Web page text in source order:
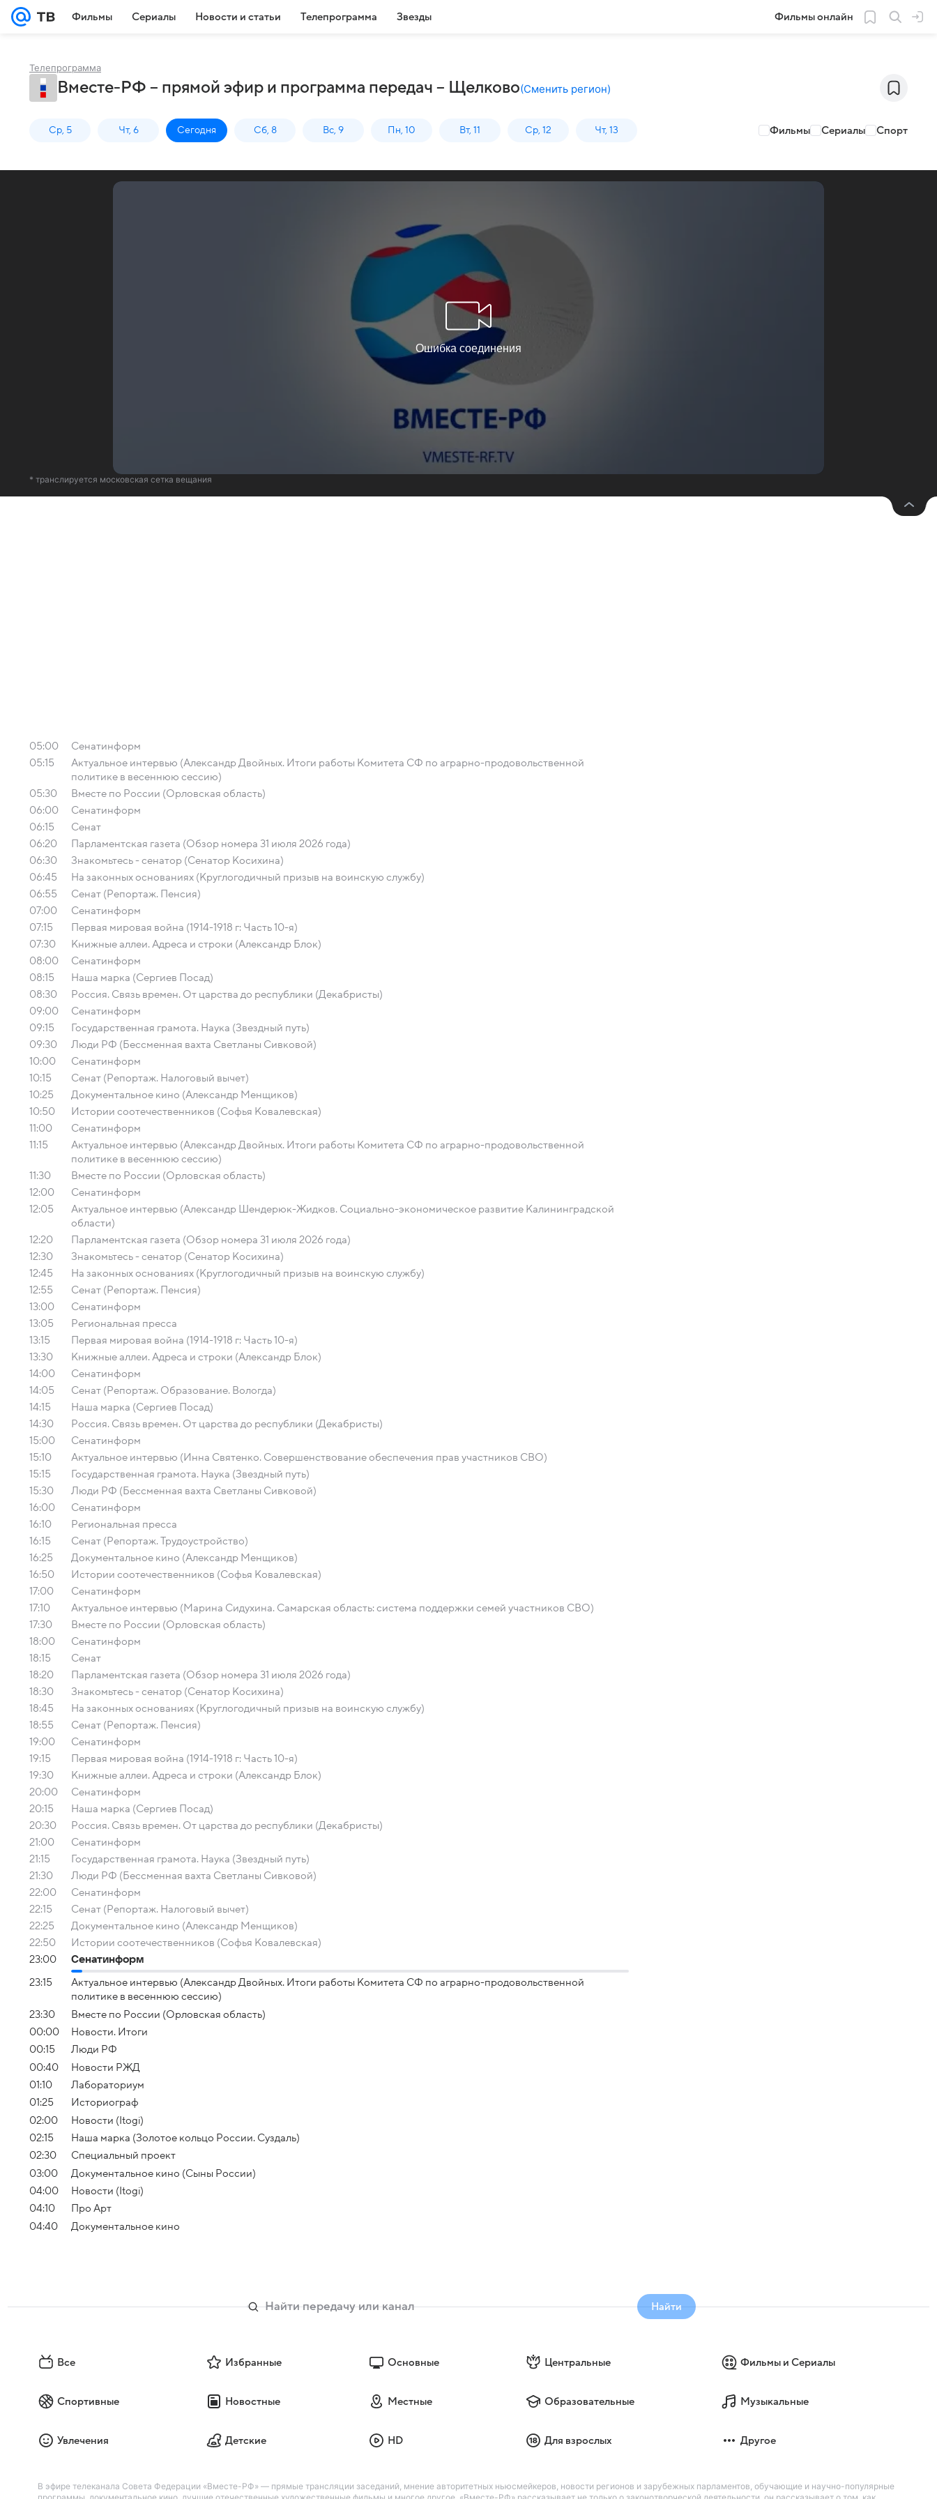
Фильмы Сериалы Новости и статьи Телепрограмма Звезды Фильмы онлайн
Телепрограмма
Вместе-РФ – прямой эфир и программа передач – Щелково(Сменить регион)
Ср, 5 Чт, 6 Сегодня Сб, 8 Вс, 9 Пн, 10 Вт, 11 Ср, 12 Чт, 13 Фильмы Сериалы Спорт
* транслируется московская сетка вещания
05:00
Сенатинформ
05:15
Актуальное интервью (Александр Двойных. Итоги работы Комитета СФ по аграрно-продовольственной
политике в весеннюю сессию)
05:30
Вместе по России (Орловская область)
06:00
Сенатинформ
06:15
Сенат
06:20
Парламентская газета (Обзор номера 31 июля 2026 года)
06:30
Знакомьтесь - сенатор (Сенатор Косихина)
06:45
На законных основаниях (Круглогодичный призыв на воинскую службу)
06:55
Сенат (Репортаж. Пенсия)
07:00
Сенатинформ
07:15
Первая мировая война (1914-1918 г: Часть 10-я)
07:30
Книжные аллеи. Адреса и строки (Александр Блок)
08:00
Сенатинформ
08:15
Наша марка (Сергиев Посад)
08:30
Россия. Связь времен. От царства до республики (Декабристы)
09:00
Сенатинформ
09:15
Государственная грамота. Наука (Звездный путь)
09:30
Люди РФ (Бессменная вахта Светланы Сивковой)
10:00
Сенатинформ
10:15
Сенат (Репортаж. Налоговый вычет)
10:25
Документальное кино (Александр Менщиков)
10:50
Истории соотечественников (Софья Ковалевская)
11:00
Сенатинформ
11:15
Актуальное интервью (Александр Двойных. Итоги работы Комитета СФ по аграрно-продовольственной
политике в весеннюю сессию)
11:30
Вместе по России (Орловская область)
12:00
Сенатинформ
12:05
Актуальное интервью (Александр Шендерюк-Жидков. Социально-экономическое развитие Калининградской
области)
12:20
Парламентская газета (Обзор номера 31 июля 2026 года)
12:30
Знакомьтесь - сенатор (Сенатор Косихина)
12:45
На законных основаниях (Круглогодичный призыв на воинскую службу)
12:55
Сенат (Репортаж. Пенсия)
13:00
Сенатинформ
13:05
Региональная пресса
13:15
Первая мировая война (1914-1918 г: Часть 10-я)
13:30
Книжные аллеи. Адреса и строки (Александр Блок)
14:00
Сенатинформ
14:05
Сенат (Репортаж. Образование. Вологда)
14:15
Наша марка (Сергиев Посад)
14:30
Россия. Связь времен. От царства до республики (Декабристы)
15:00
Сенатинформ
15:10
Актуальное интервью (Инна Святенко. Совершенствование обеспечения прав участников СВО)
15:15
Государственная грамота. Наука (Звездный путь)
15:30
Люди РФ (Бессменная вахта Светланы Сивковой)
16:00
Сенатинформ
16:10
Региональная пресса
16:15
Сенат (Репортаж. Трудоустройство)
16:25
Документальное кино (Александр Менщиков)
16:50
Истории соотечественников (Софья Ковалевская)
17:00
Сенатинформ
17:10
Актуальное интервью (Марина Сидухина. Самарская область: система поддержки семей участников СВО)
17:30
Вместе по России (Орловская область)
18:00
Сенатинформ
18:15
Сенат
18:20
Парламентская газета (Обзор номера 31 июля 2026 года)
18:30
Знакомьтесь - сенатор (Сенатор Косихина)
18:45
На законных основаниях (Круглогодичный призыв на воинскую службу)
18:55
Сенат (Репортаж. Пенсия)
19:00
Сенатинформ
19:15
Первая мировая война (1914-1918 г: Часть 10-я)
19:30
Книжные аллеи. Адреса и строки (Александр Блок)
20:00
Сенатинформ
20:15
Наша марка (Сергиев Посад)
20:30
Россия. Связь времен. От царства до республики (Декабристы)
21:00
Сенатинформ
21:15
Государственная грамота. Наука (Звездный путь)
21:30
Люди РФ (Бессменная вахта Светланы Сивковой)
22:00
Сенатинформ
22:15
Сенат (Репортаж. Налоговый вычет)
22:25
Документальное кино (Александр Менщиков)
22:50
Истории соотечественников (Софья Ковалевская)
23:00
Сенатинформ
23:15
Актуальное интервью (Александр Двойных. Итоги работы Комитета СФ по аграрно-продовольственной
политике в весеннюю сессию)
23:30
Вместе по России (Орловская область)
00:00
Новости. Итоги
00:15
Люди РФ
00:40
Новости РЖД
01:10
Лабораториум
01:25
Историограф
02:00
Новости (Itogi)
02:15
Наша марка (Золотое кольцо России. Суздаль)
02:30
Специальный проект
03:00
Документальное кино (Сыны России)
04:00
Новости (Itogi)
04:10
Про Арт
04:40
Документальное кино
Найти
Все Избранные Основные Центральные Фильмы и Сериалы
Спортивные Новостные Местные Образовательные Музыкальные
Увлечения Детские HD Для взрослых Другое
В эфире телеканала Совета Федерации «Вместе-РФ» — прямые трансляции заседаний, мнение авторитетных ньюсмейкеров, новости регионов и зарубежных парламентов, обучающие и научно-популярные